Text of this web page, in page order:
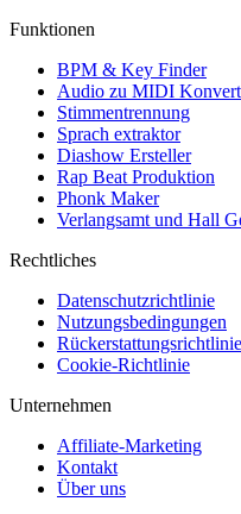
Funktionen
BPM & Key Finder
Audio zu MIDI
Stimmentrennung
Sprach extraktor
Diashow Ersteller
Rap Beat Produktion
Phonk Maker
Verlangsamt und Hall
Rechtliches
Datenschutzrichtlinie
Nutzungsbedingungen
Rückerstattungsrichtlinie
Cookie-Richtlinie
Unternehmen
Affiliate-Marketing
Kontakt
Über uns